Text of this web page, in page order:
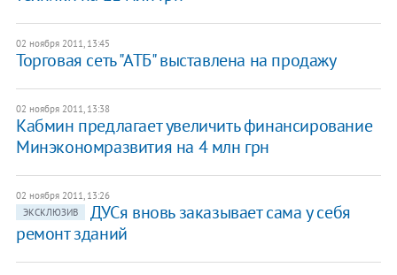
02 ноября 2011, 13:45
Торговая сеть "АТБ" выставлена на продажу
02 ноября 2011, 13:38
​Кабмин предлагает увеличить финансирование
Минэкономразвития на 4 млн грн
02 ноября 2011, 13:26
ЭКСКЛЮЗИВ
​ДУСя вновь заказывает сама у себя
ремонт зданий